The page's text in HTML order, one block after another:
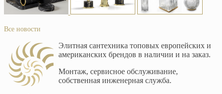
Все новости
Элитная сантехника топовых европейских и
американских брендов в наличии и на заказ.
Монтаж, сервисное обслуживание,
собственная инженерная служба.